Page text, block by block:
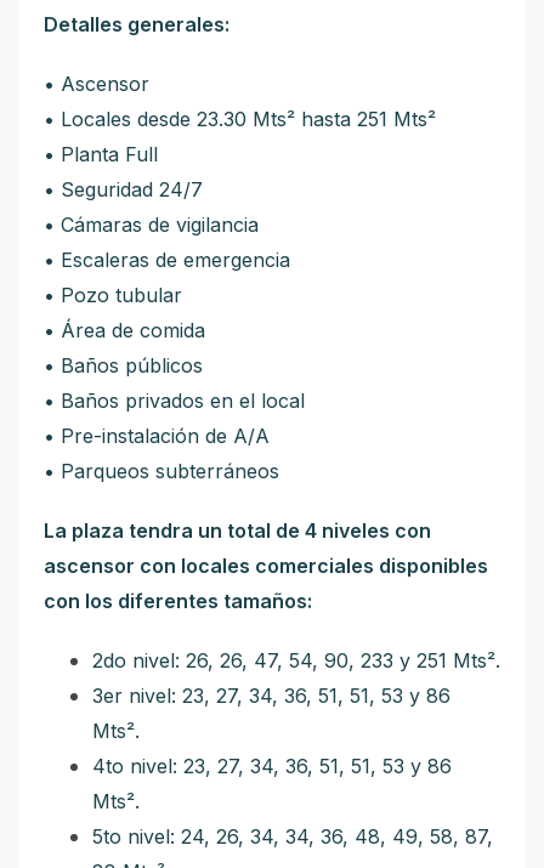
Detalles generales:
• Ascensor
• Locales desde 23.30 Mts² hasta 251 Mts²
• Planta Full
• Seguridad 24/7
• Cámaras de vigilancia
• Escaleras de emergencia
• Pozo tubular
• Área de comida
• Baños públicos
• Baños privados en el local
• Pre-instalación de A/A
• Parqueos subterráneos
La plaza tendra un total de 4 niveles con
ascensor con locales comerciales disponibles
con los diferentes tamaños:
2do nivel: 26, 26, 47, 54, 90, 233 y 251 Mts².
3er nivel: 23, 27, 34, 36, 51, 51, 53 y 86
Mts².
4to nivel: 23, 27, 34, 36, 51, 51, 53 y 86
Mts².
5to nivel: 24, 26, 34, 34, 36, 48, 49, 58, 87,